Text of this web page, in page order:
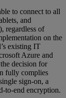
to connect to all
and
regardless of
on the
existing IT
Azure and
decision for
fully complies
sign-on, a
to-end encryption.